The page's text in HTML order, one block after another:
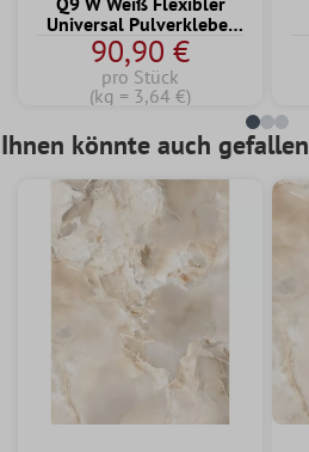
Universal Pulverkleber
25 KG
90,90 €
pro Stück
(kg = 3,64 €)
Ihnen könnte auch gefallen